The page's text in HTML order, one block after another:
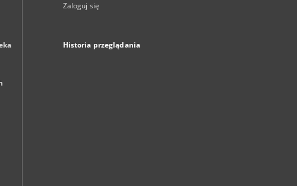
Zaloguj się
Historia przeglądania